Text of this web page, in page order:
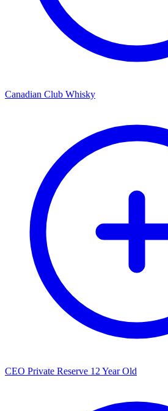
Canadian Club Whisky
CEO Private Reserve 12 Year Old